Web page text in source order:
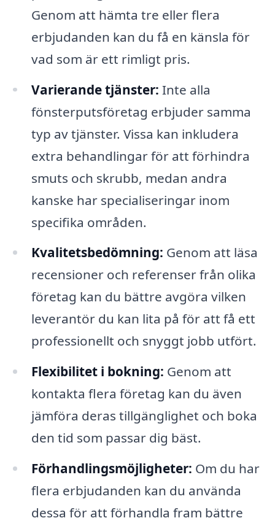
Genom att hämta tre eller flera
erbjudanden kan du få en känsla för
vad som är ett rimligt pris.
Varierande tjänster: Inte alla
fönsterputsföretag erbjuder samma
typ av tjänster. Vissa kan inkludera
extra behandlingar för att förhindra
smuts och skrubb, medan andra
kanske har specialiseringar inom
specifika områden.
Kvalitetsbedömning: Genom att läsa
recensioner och referenser från olika
företag kan du bättre avgöra vilken
leverantör du kan lita på för att få ett
professionellt och snyggt jobb utfört.
Flexibilitet i bokning: Genom att
kontakta flera företag kan du även
jämföra deras tillgänglighet och boka
den tid som passar dig bäst.
Förhandlingsmöjligheter: Om du har
flera erbjudanden kan du använda
dessa för att förhandla fram bättre